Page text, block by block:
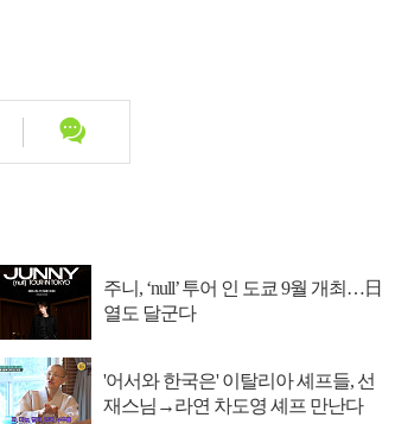
주니, ‘null’ 투어 인 도쿄 9월 개최…日
열도 달군다
'어서와 한국은' 이탈리아 셰프들, 선
재스님→라연 차도영 셰프 만난다